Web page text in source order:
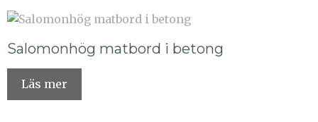
Salomonhög matbord i betong
Läs mer